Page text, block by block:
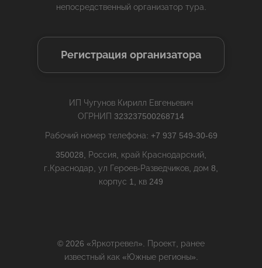
непосредственный организатор тура.
Регистрация организатора
ИП Чугунов Кирилл Евгеньевич
ОГРНИП 323237500268714
Рабочий номер телефона: +7 937 549-30-69
350028, Россия, край Краснодарский,
г.Краснодар, ул Героев-Разведчиков, дом 8,
корпус 1, кв 249
© 2026 «Яркотревел». Проект, ранее
известный как «Южные регионы».